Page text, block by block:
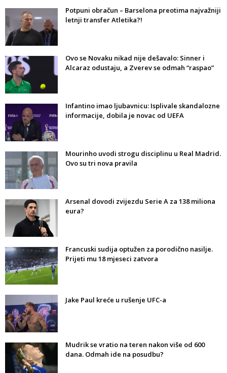
Potpuni obračun – Barselona preotima najvažniji
letnji transfer Atletika?!
Ovo se Novaku nikad nije dešavalo: Sinner i
Alcaraz odustaju, a Zverev se odmah “raspao”
Infantino imao ljubavnicu: Isplivale skandalozne
informacije, dobila je novac od UEFA
Mourinho uvodi strogu disciplinu u Real Madrid.
Ovo su tri nova pravila
Arsenal dovodi zvijezdu Serie A za 138 miliona
eura?
Francuski sudija optužen za porodično nasilje.
Prijeti mu 18 mjeseci zatvora
Jake Paul kreće u rušenje UFC-a
Mudrik se vratio na teren nakon više od 600
dana. Odmah ide na posudbu?